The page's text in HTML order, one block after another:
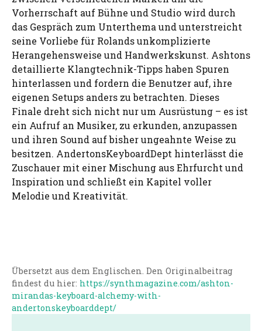
Vorherrschaft auf Bühne und Studio wird durch
das Gespräch zum Unterthema und unterstreicht
seine Vorliebe für Rolands unkomplizierte
Herangehensweise und Handwerkskunst. Ashtons
detaillierte Klangtechnik-Tipps haben Spuren
hinterlassen und fordern die Benutzer auf, ihre
eigenen Setups anders zu betrachten. Dieses
Finale dreht sich nicht nur um Ausrüstung – es ist
ein Aufruf an Musiker, zu erkunden, anzupassen
und ihren Sound auf bisher ungeahnte Weise zu
besitzen. AndertonsKeyboardDept hinterlässt die
Zuschauer mit einer Mischung aus Ehrfurcht und
Inspiration und schließt ein Kapitel voller
Melodie und Kreativität.
Übersetzt aus dem Englischen. Den Originalbeitrag
findest du hier: https://synthmagazine.com/ashton-
mirandas-keyboard-alchemy-with-
andertonskeyboarddept/